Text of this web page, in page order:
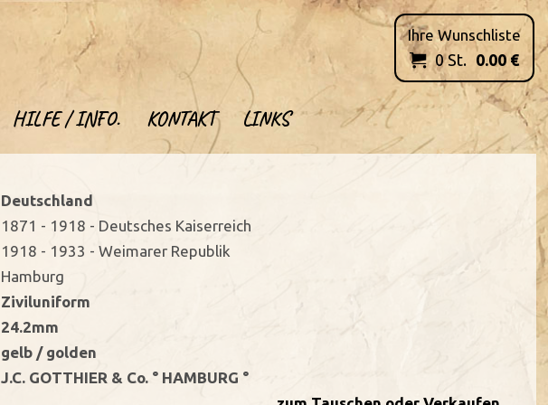
HILFE / INFO. KONTAKT LINKS
Ihre Wunschliste
 0St. 0.00 €
Deutschland
1871 - 1918 - Deutsches Kaiserreich
1918 - 1933 - Weimarer Republik
Hamburg
Ziviluniform
24.2mm
gelb / golden
J.C. GOTTHIER & Co. ° HAMBURG °